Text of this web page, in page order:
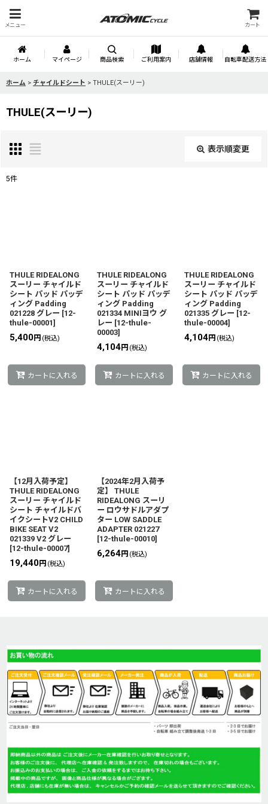
メニュー カート
ホーム マイページ 商品検索 ご利用案内 店舗情報 自転車配送方法
ホーム > チャイルドシート > THULE(スーリー)
THULE(スーリー)
表示順変更
絞り込む
5件
THULE RIDEALONG
スーリー チャイルド
シート パッド パッデ
ィング Padding
021228 グレー [12-
thule-00001]
5,400円 (税込)
カートに入れる
THULE RIDEALONG
スーリー チャイルド
シート パッド パッデ
ィング Padding
021334 MINIヨウ グ
レー [12-thule-
00003]
4,104円 (税込)
カートに入れる
THULE RIDEALONG
スーリー チャイルド
シート パッド パッデ
ィング Padding
021335 グレー [12-
thule-00004]
4,104円 (税込)
カートに入れる
【12月入荷予定】
THULE RIDEALONG
スーリー チャイルド
シート チャイルドバ
イクシートV2 CHILD
BIKE SEAT V2
021339 V2 グレー
[12-thule-00007]
19,440円 (税込)
カートに入れる
【2024年2月入荷予
定】 THULE
RIDEALONG スーリ
ー ロウサドルアダプ
ター LOW SADDLE
ADAPTER 021227
[12-thule-00010]
6,264円 (税込)
カートに入れる